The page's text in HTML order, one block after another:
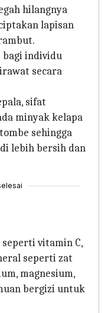
hilangnya
lapisan
individu
secara
sifat
minyak kelapa
sehingga
lebih bersih dan
vitamin C,
seperti zat
magnesium,
bergizi untuk